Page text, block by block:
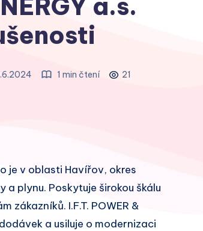
a.s.
1 min čtení 21
je v oblasti Havířov, okres
plynu. Poskytuje širokou škálu
zákazníků. I.F.T. POWER &
a usiluje o modernizaci